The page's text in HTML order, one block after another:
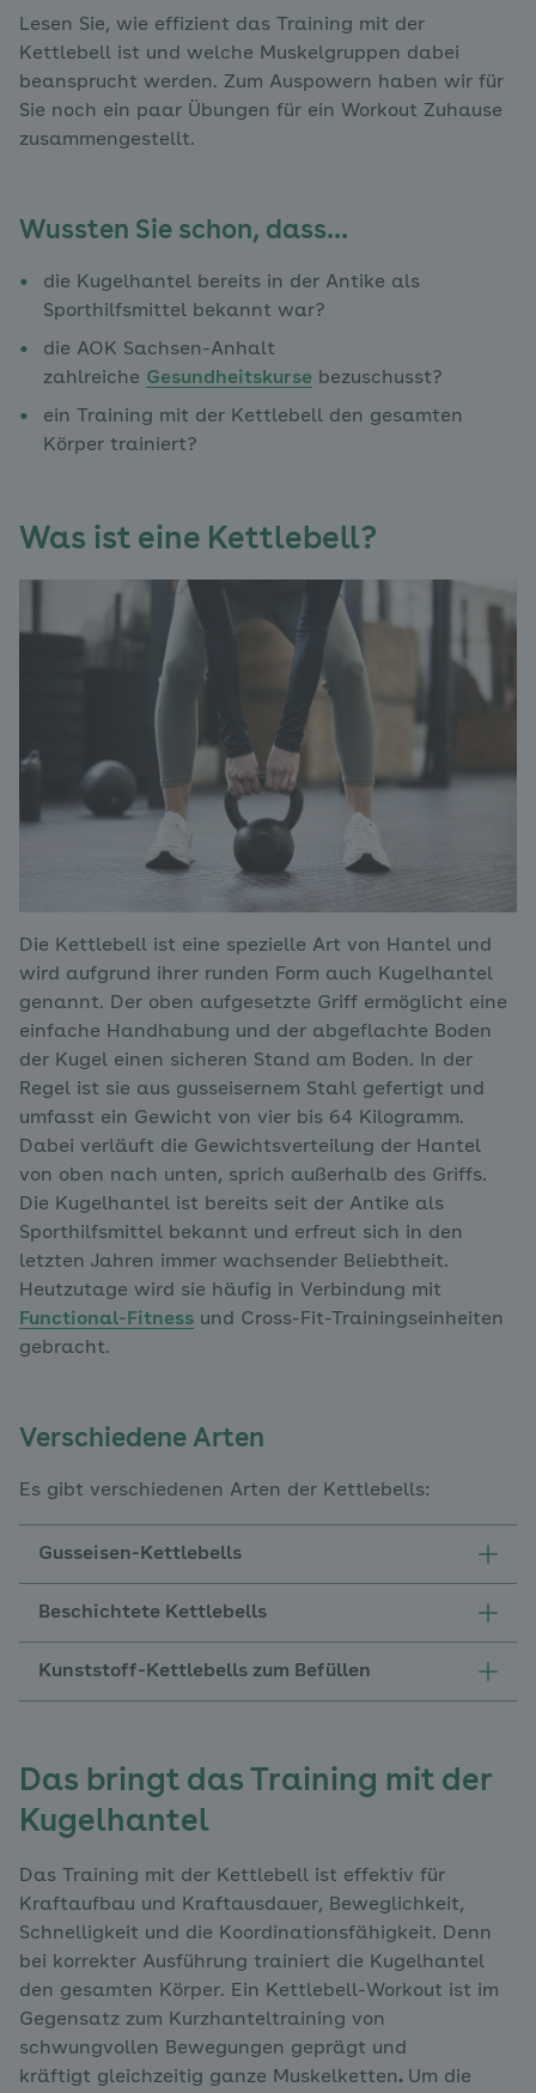
Lesen Sie, wie effizient das Training mit der
Kettlebell ist und welche Muskelgruppen dabei
beansprucht werden. Zum Auspowern haben wir für
Sie noch ein paar Übungen für ein Workout Zuhause
zusammengestellt.
Wussten Sie schon, dass…
die Kugelhantel bereits in der Antike als
Sporthilfsmittel bekannt war?
die AOK Sachsen-Anhalt
zahlreiche Gesundheitskurse bezuschusst?
ein Training mit der Kettlebell den gesamten
Körper trainiert?
Was ist eine Kettlebell?
Die Kettlebell ist eine spezielle Art von Hantel und
wird aufgrund ihrer runden Form auch Kugelhantel
genannt. Der oben aufgesetzte Griff ermöglicht eine
einfache Handhabung und der abgeflachte Boden
der Kugel einen sicheren Stand am Boden. In der
Regel ist sie aus gusseisernem Stahl gefertigt und
umfasst ein Gewicht von vier bis 64 Kilogramm.
Dabei verläuft die Gewichtsverteilung der Hantel
von oben nach unten, sprich außerhalb des Griffs.
Die Kugelhantel ist bereits seit der Antike als
Sporthilfsmittel bekannt und erfreut sich in den
letzten Jahren immer wachsender Beliebtheit.
Heutzutage wird sie häufig in Verbindung mit
Functional-Fitness und Cross-Fit-Trainingseinheiten
gebracht.
Verschiedene Arten
Es gibt verschiedenen Arten der Kettlebells:
Gusseisen-Kettlebells
Beschichtete Kettlebells
Kunststoff-Kettlebells zum Befüllen
Das bringt das Training mit der
Kugelhantel
Das Training mit der Kettlebell ist effektiv für
Kraftaufbau und Kraftausdauer, Beweglichkeit,
Schnelligkeit und die Koordinationsfähigkeit. Denn
bei korrekter Ausführung trainiert die Kugelhantel
den gesamten Körper. Ein Kettlebell-Workout ist im
Gegensatz zum Kurzhanteltraining von
schwungvollen Bewegungen geprägt und
kräftigt gleichzeitig ganze Muskelketten. Um die